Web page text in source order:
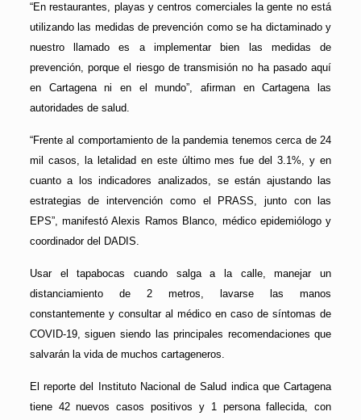
“En restaurantes, playas y centros comerciales la gente no está
utilizando las medidas de prevención como se ha dictaminado y
nuestro llamado es a implementar bien las medidas de
prevención, porque el riesgo de transmisión no ha pasado aquí
en Cartagena ni en el mundo”, afirman en Cartagena las
autoridades de salud.
“Frente al comportamiento de la pandemia tenemos cerca de 24
mil casos, la letalidad en este último mes fue del 3.1%, y en
cuanto a los indicadores analizados, se están ajustando las
estrategias de intervención como el PRASS, junto con las
EPS”, manifestó Alexis Ramos Blanco, médico epidemiólogo y
coordinador del DADIS.
Usar el tapabocas cuando salga a la calle, manejar un
distanciamiento de 2 metros, lavarse las manos
constantemente y consultar al médico en caso de síntomas de
COVID-19, siguen siendo las principales recomendaciones que
salvarán la vida de muchos cartageneros.
El reporte del Instituto Nacional de Salud indica que Cartagena
tiene 42 nuevos casos positivos y 1 persona fallecida, con